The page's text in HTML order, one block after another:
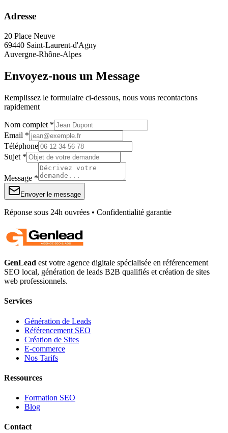
Adresse
20 Place Neuve
69440 Saint-Laurent-d'Agny
Auvergne-Rhône-Alpes
Envoyez-nous un Message
Remplissez le formulaire ci-dessous, nous vous recontactons
rapidement
Nom complet *
Email *
Téléphone
Sujet *
Message *
Envoyer le message
Réponse sous 24h ouvrées • Confidentialité garantie
GenLead est votre agence digitale spécialisée en référencement
SEO local, génération de leads B2B qualifiés et création de sites
web professionnels.
Services
Génération de Leads
Référencement SEO
Création de Sites
E-commerce
Nos Tarifs
Ressources
Formation SEO
Blog
Contact